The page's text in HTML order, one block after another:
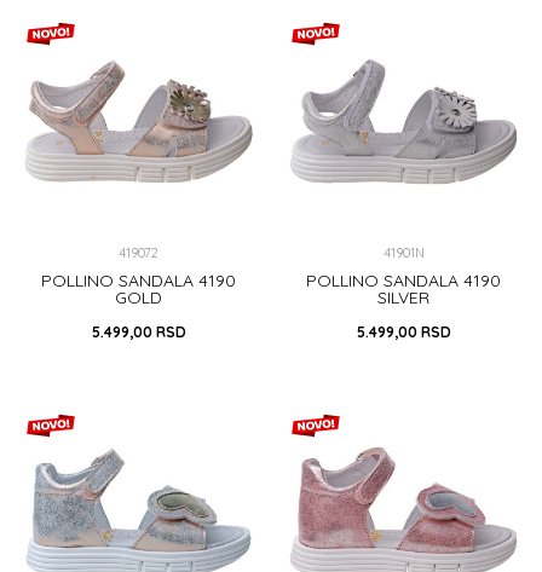
DODAJ U KORPU DODAJ U KORPU
419072
POLLINO SANDALA 4190
GOLD
5.499,00 RSD
DODAJ U KORPU
41901N
POLLINO SANDALA 4190
SILVER
5.499,00 RSD
DODAJ U KORPU